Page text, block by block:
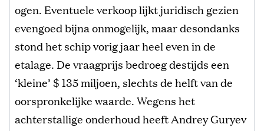
ogen. Eventuele verkoop lijkt juridisch gezien
evengoed bijna onmogelijk, maar desondanks
stond het schip vorig jaar heel even in de
etalage. De vraagprijs bedroeg destijds een
‘kleine’ $ 135 miljoen, slechts de helft van de
oorspronkelijke waarde. Wegens het
achterstallige onderhoud heeft Andrey Guryev